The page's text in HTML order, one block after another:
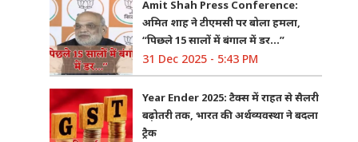
Amit Shah Press Conference:
अमित शाह ने टीएमसी पर बोला हमला,
“पिछले 15 सालों में बंगाल में डर…”
31 Dec 2025 - 5:43 PM
Year Ender 2025: टैक्स में राहत से सैलरी
बढ़ोतरी तक, भारत की अर्थव्यवस्था ने बदला
ट्रैक